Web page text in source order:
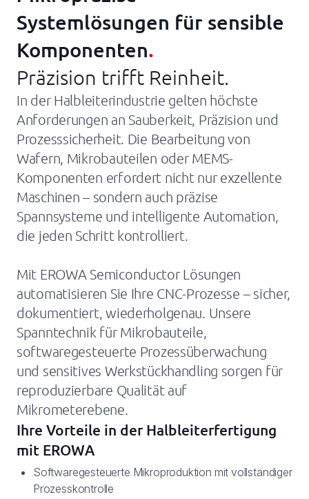
Über uns
News
Support
Systemlösungen für sensible
Komponenten.
Präzision trifft Reinheit.
In der Halbleiterindustrie gelten höchste
Anforderungen an Sauberkeit, Präzision und
Prozesssicherheit. Die Bearbeitung von
Wafern, Mikrobauteilen oder MEMS-
Komponenten erfordert nicht nur exzellente
Maschinen – sondern auch präzise
Spannsysteme und intelligente Automation,
die jeden Schritt kontrolliert.
Mit EROWA Semiconductor Lösungen
automatisieren Sie Ihre CNC-Prozesse – sicher,
dokumentiert, wiederholgenau. Unsere
Spanntechnik für Mikrobauteile,
softwaregesteuerte Prozessüberwachung
und sensitives Werkstückhandling sorgen für
reproduzierbare Qualität auf
Mikrometerebene.
Ihre Vorteile in der Halbleiterfertigung
mit EROWA
Softwaregesteuerte Mikroproduktion mit vollständiger
Prozesskontrolle